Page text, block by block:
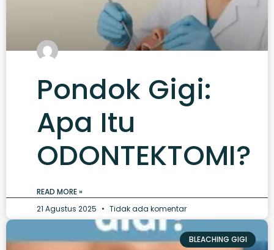
Pondok Gigi:
Apa Itu
ODONTEKTOMI?
READ MORE »
21 Agustus 2025
Tidak ada komentar
BLEACHING GIGI